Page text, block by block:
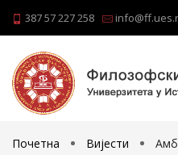
387 57 227 258
Почетна Вијести